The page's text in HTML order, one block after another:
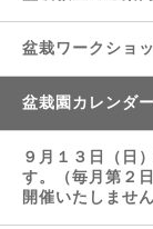
盆栽ワークショ
盆栽園カレンダ
９月１３日（日
す。（毎月第２
開催いたしません